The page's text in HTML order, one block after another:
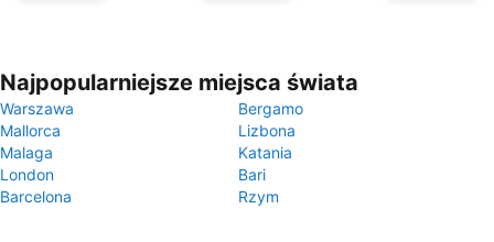
Najpopularniejsze miejsca świata
Warszawa
Bergamo
Mallorca
Lizbona
Malaga
Katania
London
Bari
Barcelona
Rzym